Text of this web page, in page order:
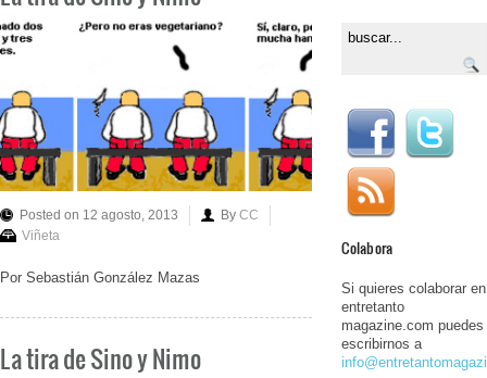
Posted on 12 agosto, 2013 By CC
Viñeta
Por Sebastián González Mazas
La tira de Sino y Nimo
Colabora
Si quieres colaborar en
entretanto
magazine.com puedes
escribirnos a